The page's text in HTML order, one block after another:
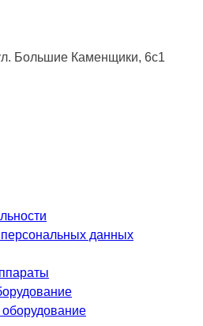
Большие Каменщики, 6с1
данных
оборудование